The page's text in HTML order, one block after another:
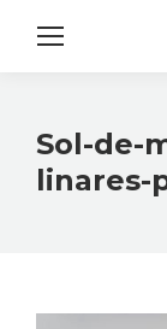
Sol-de-
linares-